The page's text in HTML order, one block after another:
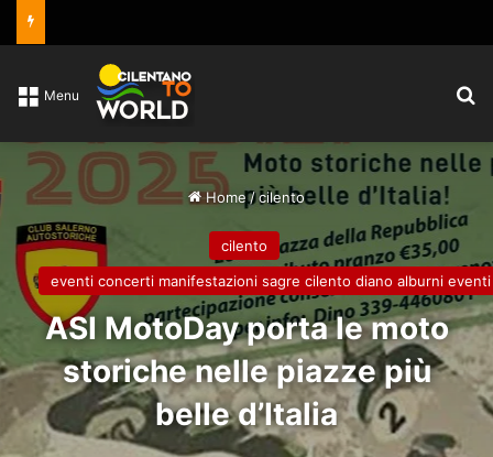
Menu
Home /cilento
cilento
eventi concerti manifestazioni sagre cilento diano alburni
ASI MotoDay porta le moto
storiche nelle piazze più
belle d’Italia